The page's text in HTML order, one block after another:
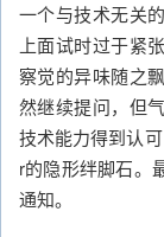
一个与技术无关
上面试时过于紧
察觉的异味随之
然继续提问，但
技术能力得到认
r的隐形绊脚石。
通知。